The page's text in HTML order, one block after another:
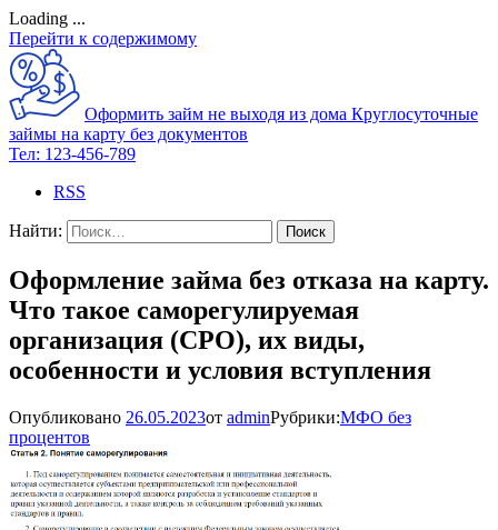
Loading ...
Перейти к содержимому
Оформить займ не выходя из дома Круглосуточные
займы на карту без документов
Тел: 123-456-789
RSS
Найти:
Оформление займа без отказа на карту.
Что такое саморегулируемая
организация (СРО), их виды,
особенности и условия вступления
Опубликовано 26.05.2023от adminРубрики:МФО без
процентов